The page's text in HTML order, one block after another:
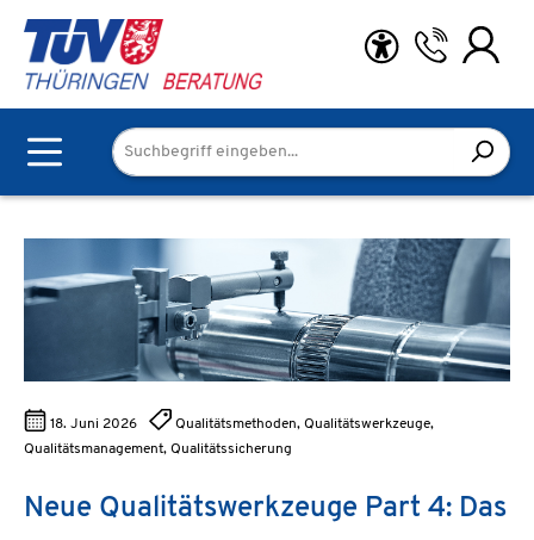
Zum Hauptinhalt springen
18. Juni 2026
Qualitätsmethoden, Qualitätswerkzeuge,
Qualitätsmanagement, Qualitätssicherung
Neue Qualitätswerkzeuge Part 4: Das